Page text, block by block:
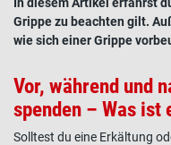
Grippezu beachten gilt.
wie sich einerGrippe
Vor, während und
spenden – Was ist
Solltest du eine Erkältung